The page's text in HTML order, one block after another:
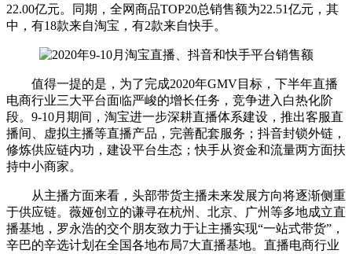
22.00亿元。同期，全网商品TOP20总销售额为22.51亿元，其
中，有18款来自淘宝，有2款来自快手。
值得一提的是，为了完成2020年GMV目标，下半年直播
电商行业三大平台面临严峻的增长任务，竞争进入白热化阶
段。9-10月期间，淘宝进一步深耕直播体系建设，推出客服直
播间、虚拟主播等直播产品，完善配套服务；抖音封锁外链，
修炼供应链内功，建设平台生态；快手从资金和流量两方面扶
持中小商家。
从主播方面来看，头部带货主播未来发展方向将逐渐侧重
于供应链。薇娅创立的谦寻在杭州、北京、广州等多地成立直
播基地，罗永浩的交个朋友致力于让主播实现“一站式带货”，
辛巴的辛选计划在全国各地布局7大直播基地。直播电商行业